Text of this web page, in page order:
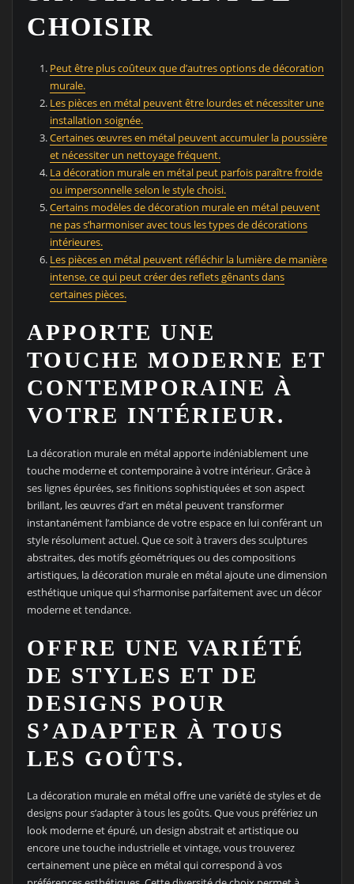
CHOISIR
Peut être plus coûteux que d’autres options de décoration
murale.
Les pièces en métal peuvent être lourdes et nécessiter une
installation soignée.
Certaines œuvres en métal peuvent accumuler la poussière
et nécessiter un nettoyage fréquent.
La décoration murale en métal peut parfois paraître froide
ou impersonnelle selon le style choisi.
Certains modèles de décoration murale en métal peuvent
ne pas s’harmoniser avec tous les types de décorations
intérieures.
Les pièces en métal peuvent réfléchir la lumière de manière
intense, ce qui peut créer des reflets gênants dans
certaines pièces.
APPORTE UNE
TOUCHE MODERNE ET
CONTEMPORAINE À
VOTRE INTÉRIEUR.
La décoration murale en métal apporte indéniablement une
touche moderne et contemporaine à votre intérieur. Grâce à
ses lignes épurées, ses finitions sophistiquées et son aspect
brillant, les œuvres d’art en métal peuvent transformer
instantanément l’ambiance de votre espace en lui conférant un
style résolument actuel. Que ce soit à travers des sculptures
abstraites, des motifs géométriques ou des compositions
artistiques, la décoration murale en métal ajoute une dimension
esthétique unique qui s’harmonise parfaitement avec un décor
moderne et tendance.
OFFRE UNE VARIÉTÉ
DE STYLES ET DE
DESIGNS POUR
S’ADAPTER À TOUS
LES GOÛTS.
La décoration murale en métal offre une variété de styles et de
designs pour s’adapter à tous les goûts. Que vous préfériez un
look moderne et épuré, un design abstrait et artistique ou
encore une touche industrielle et vintage, vous trouverez
certainement une pièce en métal qui correspond à vos